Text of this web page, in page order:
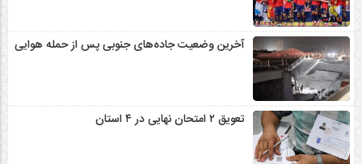
آخرین وضعیت جاده‌های جنوبی پس از حمله هوایی
تعویق ۲ امتحان نهایی در ۴ استان